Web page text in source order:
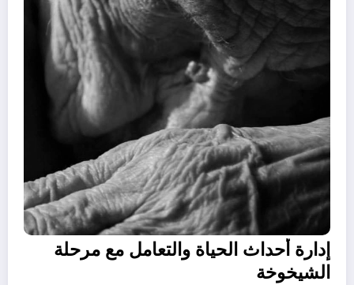
إدارة أحداث الحياة والتعامل مع مرحلة
الشيخوخة